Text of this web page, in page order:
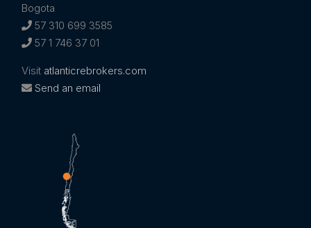
Bogota
57 310 699 3585
57 1 746 37 01
Visit atlanticrebrokers.com
Send an email